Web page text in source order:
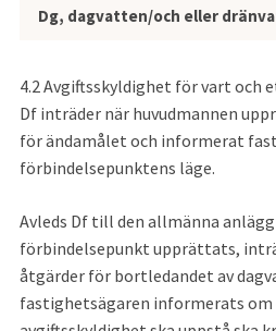
Dg, dagvatten/och eller
4.2 Avgiftsskyldighet för vart och
Df inträder när huvudmannen
för ändamålet och informerat
förbindelsepunktens läge.
Avleds Df till den allmänna
förbindelsepunkt upprättats,
åtgärder för bortledandet av
fastighetsägaren informerats